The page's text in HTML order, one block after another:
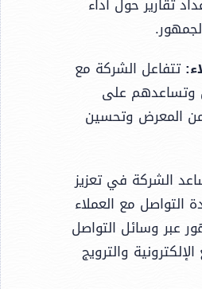
تتفاعل الشركة مع
وتساعدهم على
من المعرض وتحسين
الشركة في تعزيز
التواصل مع العملاء
عبر وسائل التواصل
والترويج